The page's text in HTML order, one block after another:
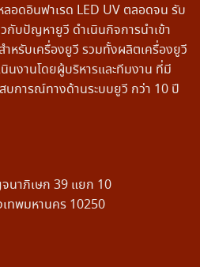
ลอดอินฟาเรด LED UV ตลอดจน รับ
กับปัญหายูวี ดำเนินกิจการนำเข้า
หรับเครื่องยูวี รวมทั้งผลิตเครื่องยูวี
นงานโดยผู้บริหารและทีมงาน ที่มี
บการณ์ทางด้านระบบยูวี กว่า 10 ปี
นาภิเษก 39 แยก 10
เทพมหานคร 10250